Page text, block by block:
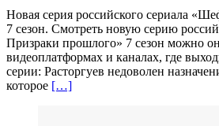
Новая серия российского сериала
7 сезон. Смотреть новую серию
Призраки прошлого» 7 сезон можно
видеоплатформах и каналах, где
серии: Расторгуев недоволен
которое […]